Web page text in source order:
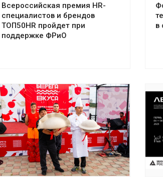
Всероссийская премия HR-
специалистов и брендов
ТОП50HR пройдет при
поддержке ФРиО
в